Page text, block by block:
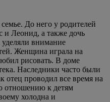
До него у родителей
и Леонид, а также дочь
внимание
Женщина играла на
рисовать. В доме
Наследники часто были
отец проводил все время на
отношению к детям
холодна и